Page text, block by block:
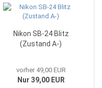
Nikon SB-24 Blitz
(Zustand A-)
vorher 49,00 EUR
Nur 39,00 EUR